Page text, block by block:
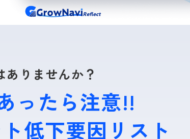
ありませんか？
ったら注意!!
低下要因リスト